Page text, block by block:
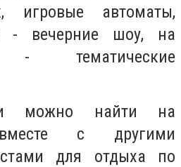
игровые автоматы,
- вечерние шоу, на
- тематические
можно найти на
с другими
для отдыха по